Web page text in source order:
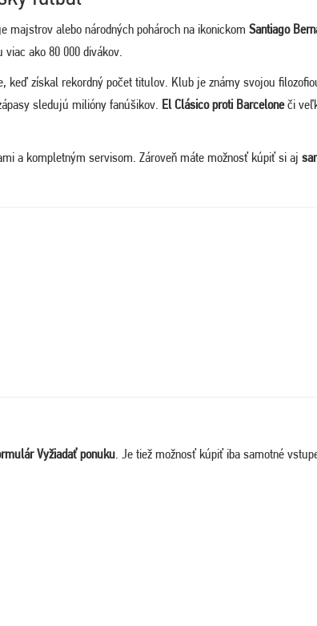
majstrov alebo národných pohároch na ikonickom Santiago
ako 80 000 divákov.
, keď získal rekordný počet titulov. Klub je známy svojou
sledujú milióny fanúšikov. El Clásico proti Barceloneči
a kompletným servisom. Zároveň máte možnosť kúpiť si aj
Vyžiadať ponuku. Je tiež možnosť kúpiť iba samotné